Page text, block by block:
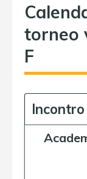
torneo
F
Incontro